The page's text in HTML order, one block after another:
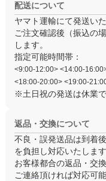
配送について
ヤマト運輸にて発送いた
ご注文確認後（振込の
します。
指定可能時間帯：
<9:00-12:00> <14:00-
<18:00-20:00> <19:00-
※土日祝の発送は休業で
返品・交換について
不良・誤発送品は到着
を負担し対応いたします
お客様都合の返品・交
ご連絡頂ければ対応可